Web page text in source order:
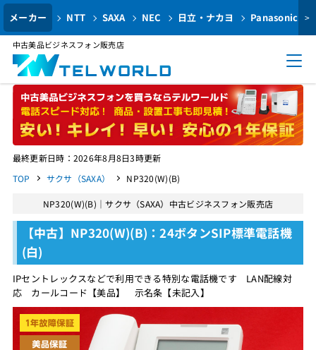
メーカー NTT SAXA NEC 日立・ナカヨ Panasonic >
中古美品ビジネスフォン販売店
最終更新日時：2026年8月8日3時更新
TOP
サクサ（SAXA） NP320(W)(B)
NP320(W)(B)｜サクサ（SAXA）中古ビジネスフォン販売店
【中古】NP320(W)(B)：24ボタンSIP標準電話機
(白)
IPセントレックスなどで利用できる特別な電話機です LAN配線対
応 カールコード【美品】 示名条【未記入】